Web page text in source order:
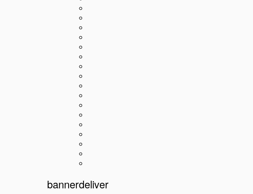
bannerdeliver